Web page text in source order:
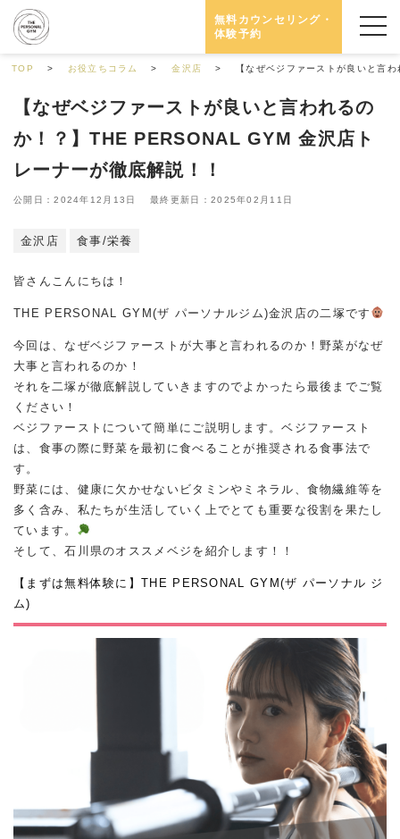
無料カウンセリング・
体験予約
TOP お役立ちコラム 金沢店 【なぜベジファーストが良いと言
【なぜベジファーストが良いと言われるの
か！？】THE PERSONAL GYM 金沢店ト
レーナーが徹底解説！！
公開日：2024年12月13日 最終更新日：2025年02月11日
金沢店 食事/栄養
皆さんこんにちは！
THE PERSONAL GYM(ザ パーソナルジム)金沢店の二塚です
今回は、なぜベジファーストが大事と言われるのか！野菜がなぜ
大事と言われるのか！
それを二塚が徹底解説していきますのでよかったら最後までご覧
ください！
ベジファーストについて簡単にご説明します。ベジファースト
は、食事の際に野菜を最初に食べることが推奨される食事法で
す。
野菜には、健康に欠かせないビタミンやミネラル、食物繊維等を
多く含み、私たちが生活していく上でとても重要な役割を果たし
ています。
そして、石川県のオススメベジを紹介します！！
【まずは無料体験に】THE PERSONAL GYM(ザ パーソナル ジ
ム)